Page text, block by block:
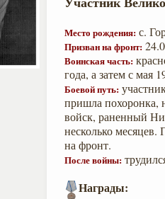
Место рождения: с.
Призван на фронт:
Воинская часть:
года, а затем с мая
Боевой путь:
пришла похоронка,
войск, раненный
несколько месяцев.
на фронт.
После войны:
Награды: